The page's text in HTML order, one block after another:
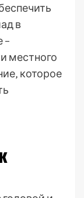
в
–
местного
которое